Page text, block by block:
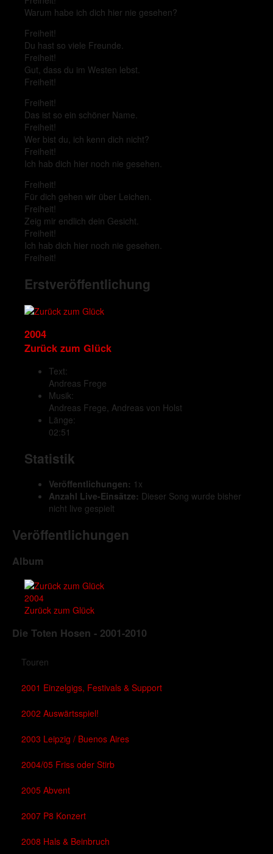
Warum habe ich dich hier nie gesehen?
Freiheit!
Du hast so viele Freunde.
Freiheit!
Gut, dass du im Westen lebst.
Freiheit!
Freiheit!
Das ist so ein schöner Name.
Freiheit!
Wer bist du, ich kenn dich nicht?
Freiheit!
Ich hab dich hier noch nie gesehen.
Freiheit!
Für dich gehen wir über Leichen.
Freiheit!
Zeig mir endlich dein Gesicht.
Freiheit!
Ich hab dich hier noch nie gesehen.
Freiheit!
Erstveröffentlichung
2004
Zurück zum Glück
Text:
Andreas Frege
Musik:
Andreas Frege, Andreas von Holst
Länge:
02:51
Statistik
Veröffentlichungen: 1x
Anzahl Live-Einsätze: Dieser Song wurde bisher
nicht live gespielt
Veröffentlichungen
Album
2004
Zurück zum Glück
Die Toten Hosen - 2001-2010
Touren
2001 Einzelgigs, Festivals & Support
2002 Auswärtsspiel!
2003 Leipzig / Buenos Aires
2004/05 Friss oder Stirb
2005 Abvent
2007 P8 Konzert
2008 Hals & Beinbruch